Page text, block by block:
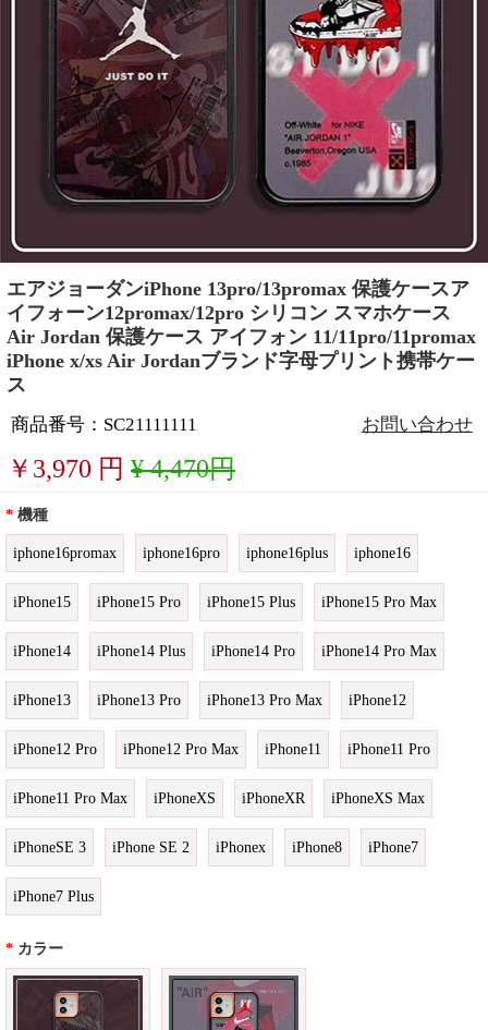
エアジョーダンiPhone 13pro/13promax 保護ケースア
イフォーン12promax/12pro シリコン スマホケース
Air Jordan 保護ケース アイフォン 11/11pro/11promax
iPhone x/xs Air Jordanブランド字母プリント携帯ケー
ス
商品番号：SC21111111 お問い合わせ
￥ 3,970 円 ¥ 4,470円
* 機種
iphone16promax iphone16pro iphone16plus iphone16
iPhone15 iPhone15 Pro iPhone15 Plus iPhone15 Pro Max
iPhone14 iPhone14 Plus iPhone14 Pro iPhone14 Pro Max
iPhone13 iPhone13 Pro iPhone13 Pro Max iPhone12
iPhone12 Pro iPhone12 Pro Max iPhone11 iPhone11 Pro
iPhone11 Pro Max iPhoneXS iPhoneXR iPhoneXS Max
iPhoneSE 3 iPhone SE 2 iPhonex iPhone8 iPhone7
iPhone7 Plus
* カラー